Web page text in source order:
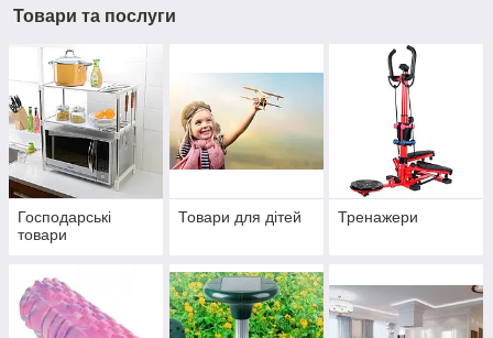
Товари та послуги
Господарські
товари
Товари для дітей Тренажери